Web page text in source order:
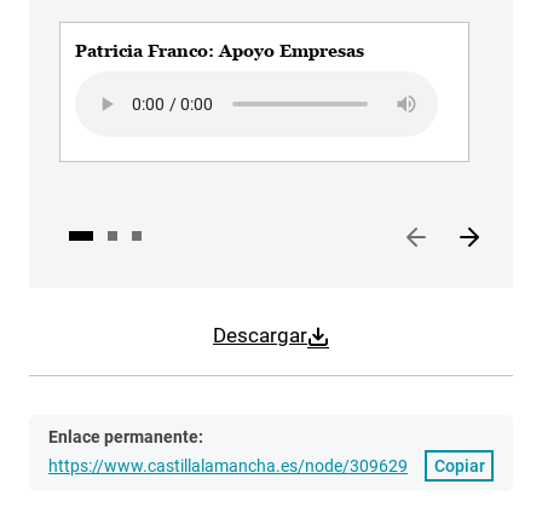
Descargar
Patricia Franco: Apoyo Empresas
Enlace permanente:
https://www.castillalamancha.es/node/309629
Copiar